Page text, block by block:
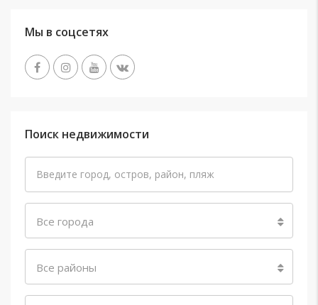
Мы в соцсетях
Поиск недвижимости
Все города
Все районы